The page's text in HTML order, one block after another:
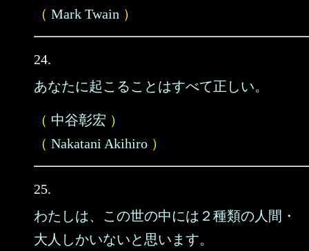
（ Mark Twain ）
24.
あなたに起こることはすべて正しい。
（ 中谷彰宏 ）
（ Nakatani Akihiro ）
25.
わたしは、この世の中には２種類の人間・
大人しかいないと思います。